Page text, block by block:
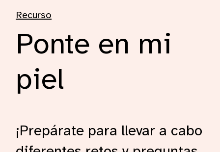
Recurso
Ponte en mi
piel
¡Prepárate para llevar a cabo